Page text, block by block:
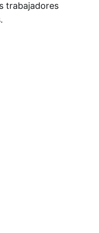
trabajadores